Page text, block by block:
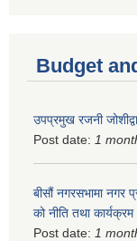
Budget
उपप्रमुख रजनी
Post date: 1
बीसौं नगरसभामा नगर
को नीति तथा कार्यक्रम
Post date: 1